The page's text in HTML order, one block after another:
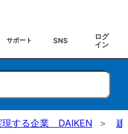
サポート SNS
ログ
イン
現する企業 DAIKEN 建